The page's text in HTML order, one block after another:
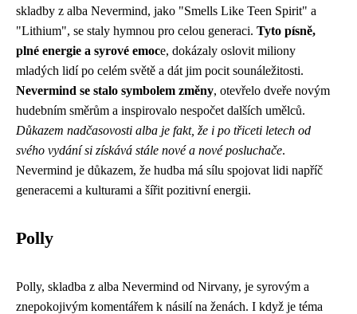
skladby z alba Nevermind, jako "Smells Like Teen Spirit" a
"Lithium", se staly hymnou pro celou generaci. Tyto písně,
plné energie a syrové emoce, dokázaly oslovit miliony
mladých lidí po celém světě a dát jim pocit sounáležitosti.
Nevermind se stalo symbolem změny, otevřelo dveře novým
hudebním směrům a inspirovalo nespočet dalších umělců.
Důkazem nadčasovosti alba je fakt, že i po třiceti letech od
svého vydání si získává stále nové a nové posluchače.
Nevermind je důkazem, že hudba má sílu spojovat lidi napříč
generacemi a kulturami a šířit pozitivní energii.
Polly
Polly, skladba z alba Nevermind od Nirvany, je syrovým a
znepokojivým komentářem k násilí na ženách. I když je téma